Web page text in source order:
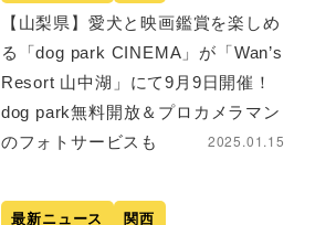
【山梨県】愛犬と映画鑑賞を楽しめ
る「dog park CINEMA」が「Wan’s
Resort 山中湖」にて9月9日開催！
dog park無料開放＆プロカメラマン
のフォトサービスも
2025.01.15
最新ニュース 関西